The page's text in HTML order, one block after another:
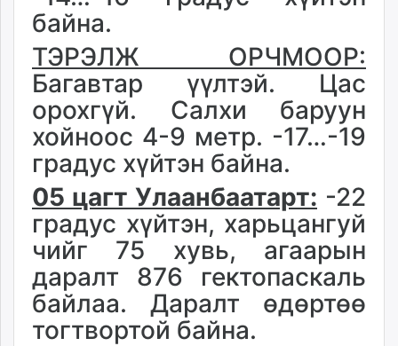
байна.
ТЭРЭЛЖ ОРЧМООР:
Багавтар үүлтэй. Цас
орохгүй. Салхи баруун
хойноос 4-9 метр. -17…-19
градус хүйтэн байна.
05 цагт Улаанбаатарт: -22
градус хүйтэн, харьцангуй
чийг 75 хувь, агаарын
даралт 876 гектопаскаль
байлаа. Даралт өдөртөө
тогтвортой байна.